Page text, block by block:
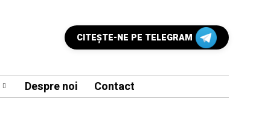
CITEŞTE-NE PE TELEGRAM
Despre noi Contact